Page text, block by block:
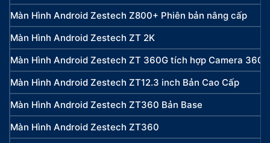
Màn Hình Android Zestech Z800+ Phiên bản nâng cấp
Màn Hình Android Zestech ZT 2K
Màn Hình Android Zestech ZT 360G tích hợp Camera 360
Màn Hình Android Zestech ZT12.3 inch Bản Cao Cấp
Màn Hình Android Zestech ZT360 Bản Base
Màn Hình Android Zestech ZT360